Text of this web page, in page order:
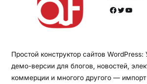
Facebook Twitter YouTube
Простой конструктор сайтов
демо-версии для блогов, новостей,
коммерции и многого другого —